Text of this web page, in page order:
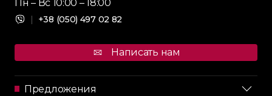
Пн – Вс 10:00 – 18:00
| +38 (050) 497 02 82
Написать нам
Предложения